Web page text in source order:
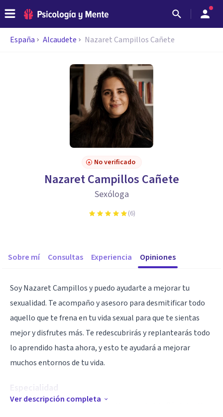
España Alcaudete Nazaret Campillos Cañete
No verificado
Nazaret Campillos Cañete
Sexóloga
(6)
Sobre mí Consultas Experiencia Opiniones
Soy Nazaret Campillos y puedo ayudarte a mejorar tu
sexualidad. Te acompaño y asesoro para desmitificar todo
aquello que te frena en tu vida sexual para que te sientas
mejor y disfrutes más. Te redescubrirás y replantearás todo
lo aprendido hasta ahora, y esto te ayudará a mejorar
muchos entornos de tu vida.
Especialidad
Soy Enfermera graduada por la Universidad de Córdoba. Hice
Ver descripción completa